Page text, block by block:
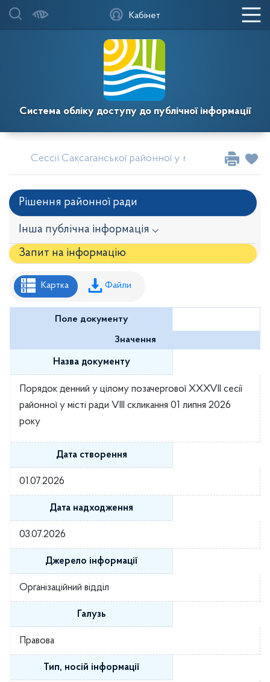
Система обліку доступу до публічної інформації
Кабінет
Сессії Саксаганської районної у місті Кривому
Рішення районної ради
Інша публічна інформація ⌵
Запит на iнформацію
Рішення районної ради
Розпорядження районного голови
Регуляторні акти
Проекти рішень районної ради
Проєкти рішень виконавчого комітету
Картка Файли
Поле документу
Значення
Назва документу
Порядок денний у цілому позачергової XXXVII ceciï
районної у місті ради VIII скликання 01 липня 2026
року
Дата створення
01.07.2026
Дата надходження
03.07.2026
Джерело інформації
Організаційний відділ
Галузь
Правова
Тип, носій інформації